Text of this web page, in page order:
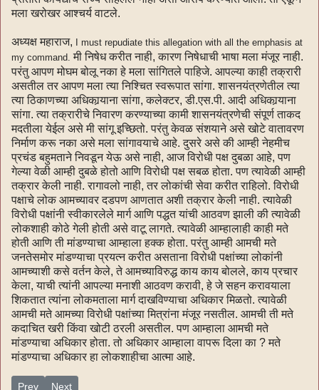
मला खरोखर आश्चर्य वाटले.
अध्यक्ष महाराज, I must repudiate this allegation with all the emphasis at
my command.मी निषेध करीत नाही, कारण निषेधाची भाषा मला मंजूर नाही.
परंतु आपण मोघम बोलू नका हे मला सांगितले पाहिजे. आपल्या काही तक्रारी
असतील तर आपण मला त्या निश्चित स्वरूपात सांगा. शासनयंत्रणेतील त्या
त्या ठिकाणच्या अधिकार्‍याना सांगा, कलेक्टर, डी.एस.पी. आदी अधिकार्‍याना
सांगा. त्या तक्रारीचे निवारण करण्याच्या कामी शासनयंत्रणेची संपूर्ण ताकद
मदतीला येईल असे मी सांगू इच्छितो. परंतु केवळ संशयाने असे खोटे वातावरण
निर्माण करू नका असे मला सांगावयाचे आहे. दुसरे असे की आम्ही नेहमीच
प्रचंड बहुमताने निवडून येऊ असे नाही, आज विरोधी पक्ष दुबळा आहे, पण
गेल्या वेळी आम्ही दुबळे होतो आणि विरोधी पक्ष सबळ होता. पण त्यावेळी आम्ही
तक्रार केली नाही. रागावलो नाही, तर लोकांची सेवा करीत राहिलो. विरोधी
पक्षाचे लोक आमच्यावर दडपण आणतात अशी तक्रार केली नाही. त्यावेळी
विरोधी पक्षांनी स्वीकारलेले मार्ग आणि पद्धत यांची आठवण झाली की त्यावेळी
लोकशाही कोठे गेली होती असे वाटू लागते. त्यावेळी आम्हालाही काही मते
होती आणि ती मांडण्याचा आम्हाला हक्क होता. परंतु आम्ही आमची मते
जनतेसमोर मांडण्याचा प्रयत्‍न करीत असताना विरोधी पक्षांच्या लोकांनी
आमच्याशी कसे वर्तन केले, ते आमच्याविरुद्ध काय काय बोलले, काय प्रचार
केला, याची त्यांनी आपल्या मनाशी आठवण करावी, हे जे सहन करावयाला
शिकतात त्यांना लोकमताला मार्ग दाखविण्याचा अधिकार मिळतो. त्यावेळी
आमची मते आमच्या विरोधी पक्षांच्या मित्रांना मंजूर नसतील. आमची ती मते
कदाचित खरी किंवा खोटी ठरली असतील. पण आम्हाला आमची मते
मांडण्याचा अधिकार होता. तो अधिकार आम्हाला वापरू दिला का ? मते
मांडण्याचा अधिकार हा लोकशाहीचा आत्मा आहे.
Previous article: भाग २ विधानपरिषदेतील भाषणे-४४
Prev Next article: भाग २ विधानपरिषदेतील भाषणे-४२
Next